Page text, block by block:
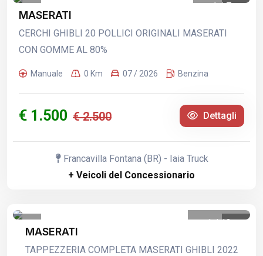
1 /7
MASERATI
CERCHI GHIBLI 20 POLLICI ORIGINALI MASERATI
CON GOMME AL 80%
Manuale 0 Km 07 / 2026 Benzina
€ 1.500 € 2.500 Dettagli
Francavilla Fontana (BR) - Iaia Truck
+ Veicoli del Concessionario
1 /13
MASERATI
TAPPEZZERIA COMPLETA MASERATI GHIBLI 2022